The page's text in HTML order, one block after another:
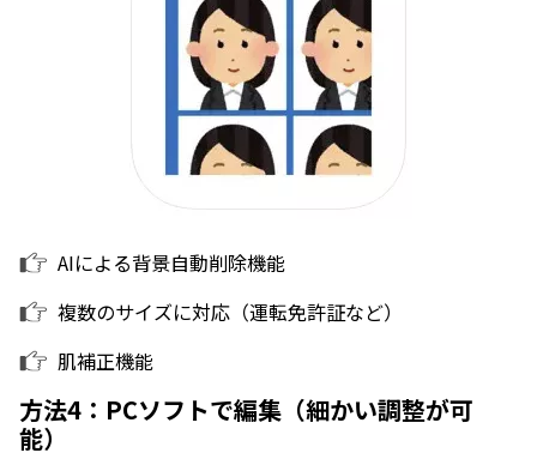
AIによる背景自動削除機能
複数のサイズに対応（運転免許証など）
肌補正機能
方法4：PCソフトで編集（細かい調整が可
能）